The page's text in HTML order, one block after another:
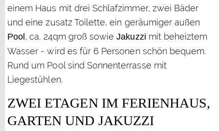
einem Haus mit drei Schlafzimmer, zwei Bäder
und eine zusatz Toilette, ein geräumiger außen
Pool , ca. 24qm groß sowieJakuzzi mit beheiztem
Wasser - wird es für 6 Personen schön bequem.
Rund um Pool sind Sonnenterrasse mit
Liegestühlen.
ZWEI ETAGEN IM FERIENHAUS,
GARTEN UND JAKUZZI